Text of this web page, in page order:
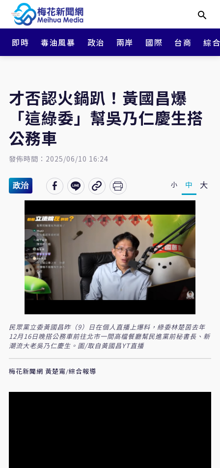
即時 毒油風暴 政治 兩岸 國際 台商 綜
才否認火鍋趴！黃國昌爆
「這綠委」幫吳乃仁慶生搭
公務車
發佈時間：2025/06/10 16:24
政治 小 中 大
民眾黨立委黃國昌昨（9）日在個人直播上爆料，綠委林楚茵去年
12月16日晚搭公務車前往北市一間高檔餐廳幫​民進黨前秘書長、新
潮流大老吳乃仁慶生。圖/取自黃國昌YT直播
梅花新聞網 黃楚甯/綜合報導